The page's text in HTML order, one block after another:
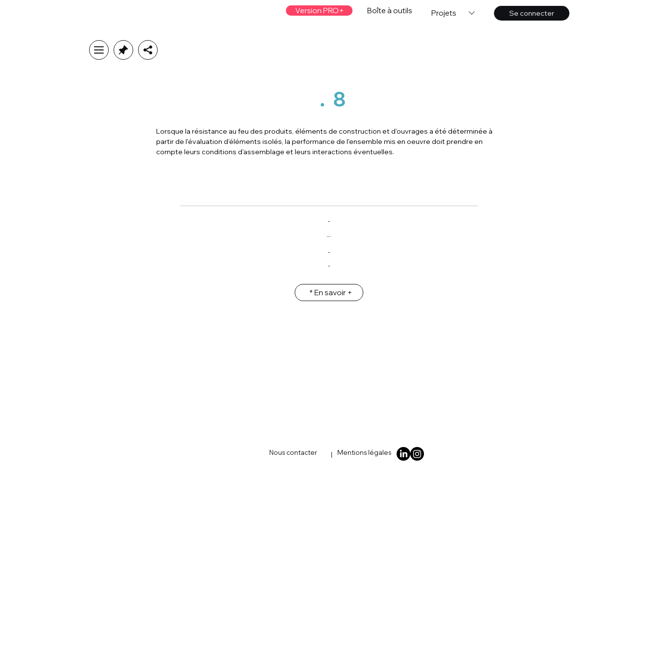
Version PRO+ Boîte à outils Projets Se connecter
. 8
Lorsque la résistance au feu des produits, éléments de construction et d'ouvrages a été déterminée à
partir de l'évaluation d'éléments isolés, la performance de l'ensemble mis en oeuvre doit prendre en
compte leurs conditions d'assemblage et leurs interactions éventuelles.
-
...
-
-
* En savoir +
Nous contacter Mentions légales